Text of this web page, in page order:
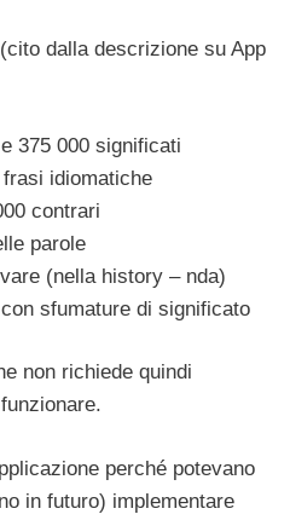
dalla descrizione su App
375 000 significati
idiomatiche
contrari
parole
(nella history – nda)
sfumature di significato
non richiede quindi
perché potevano
in futuro) implementare